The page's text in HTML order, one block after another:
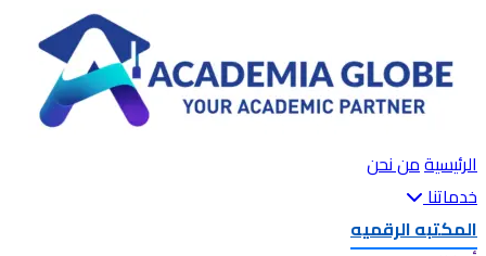
الرئيسيةمن نحن
خدماتنا
المكتبه الرقميه